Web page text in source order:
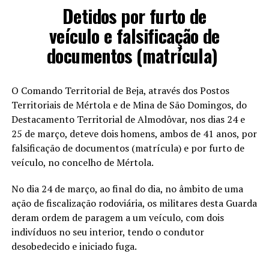
Detidos por furto de
veículo e falsificação de
documentos (matrícula)
O Comando Territorial de Beja, através dos Postos
Territoriais de Mértola e de Mina de São Domingos, do
Destacamento Territorial de Almodôvar, nos dias 24 e
25 de março, deteve dois homens, ambos de 41 anos, por
falsificação de documentos (matrícula) e por furto de
veículo, no concelho de Mértola.
No dia 24 de março, ao final do dia, no âmbito de uma
ação de fiscalização rodoviária, os militares desta Guarda
deram ordem de paragem a um veículo, com dois
indivíduos no seu interior, tendo o condutor
desobedecido e iniciado fuga.